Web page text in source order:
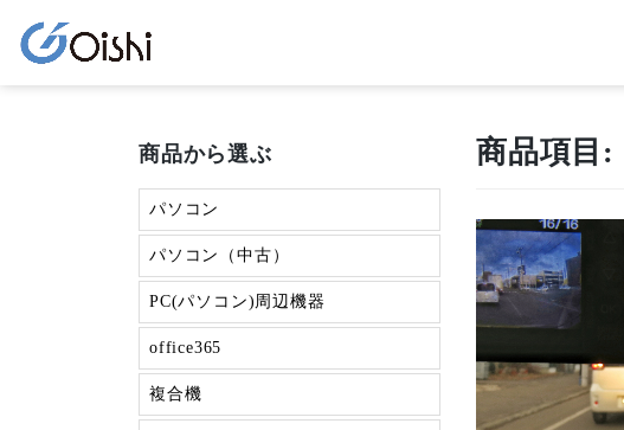
商品項目:
商品から選ぶ
パソコン
パソコン（中古）
PC(パソコン)周辺機器
office365
複合機